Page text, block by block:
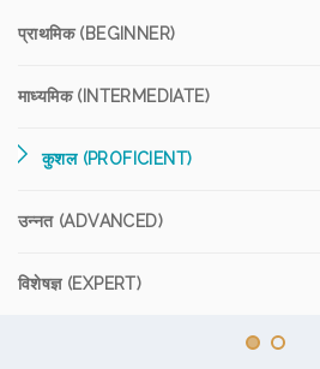
प्राथमिक (BEGINNER)
माध्यमिक (INTERMEDIATE)
कुशल (PROFICIENT)
उन्नत (ADVANCED)
विशेषज्ञ (EXPERT)